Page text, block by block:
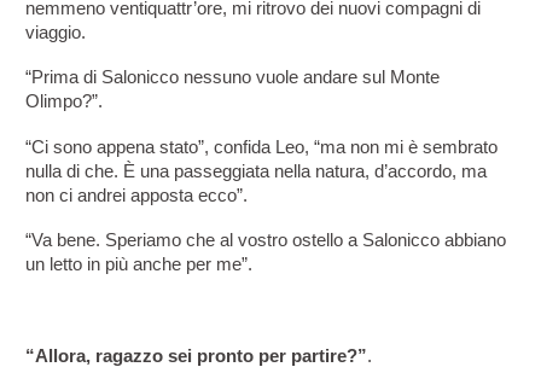
nemmeno ventiquattr’ore, mi ritrovo dei nuovi compagni di
viaggio.
“Prima di Salonicco nessuno vuole andare sul Monte
Olimpo?”.
“Ci sono appena stato”, confida Leo, “ma non mi è sembrato
nulla di che. È una passeggiata nella natura, d’accordo, ma
non ci andrei apposta ecco”.
“Va bene. Speriamo che al vostro ostello a Salonicco abbiano
un letto in più anche per me”.
“Allora, ragazzo sei pronto per partire?”.